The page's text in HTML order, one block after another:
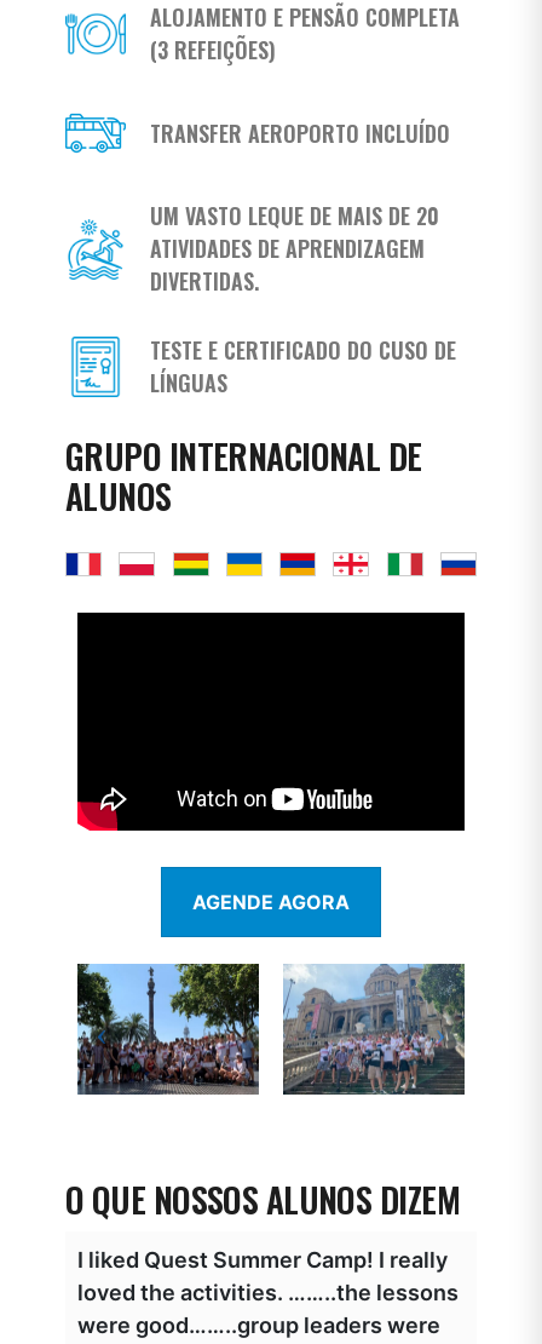
ALOJAMENTO E PENSÃO COMPLETA
(3 REFEIÇÕES)
TRANSFER AEROPORTO INCLUÍDO
UM VASTO LEQUE DE MAIS DE 20
ATIVIDADES DE APRENDIZAGEM
DIVERTIDAS.
TESTE E CERTIFICADO DO CUSO DE
LÍNGUAS
GRUPO INTERNACIONAL DE
ALUNOS
AGENDE AGORA
O QUE NOSSOS ALUNOS DIZEM
I liked Quest Summer Camp! I really
loved the activities. ……..the lessons
were good……..group leaders were